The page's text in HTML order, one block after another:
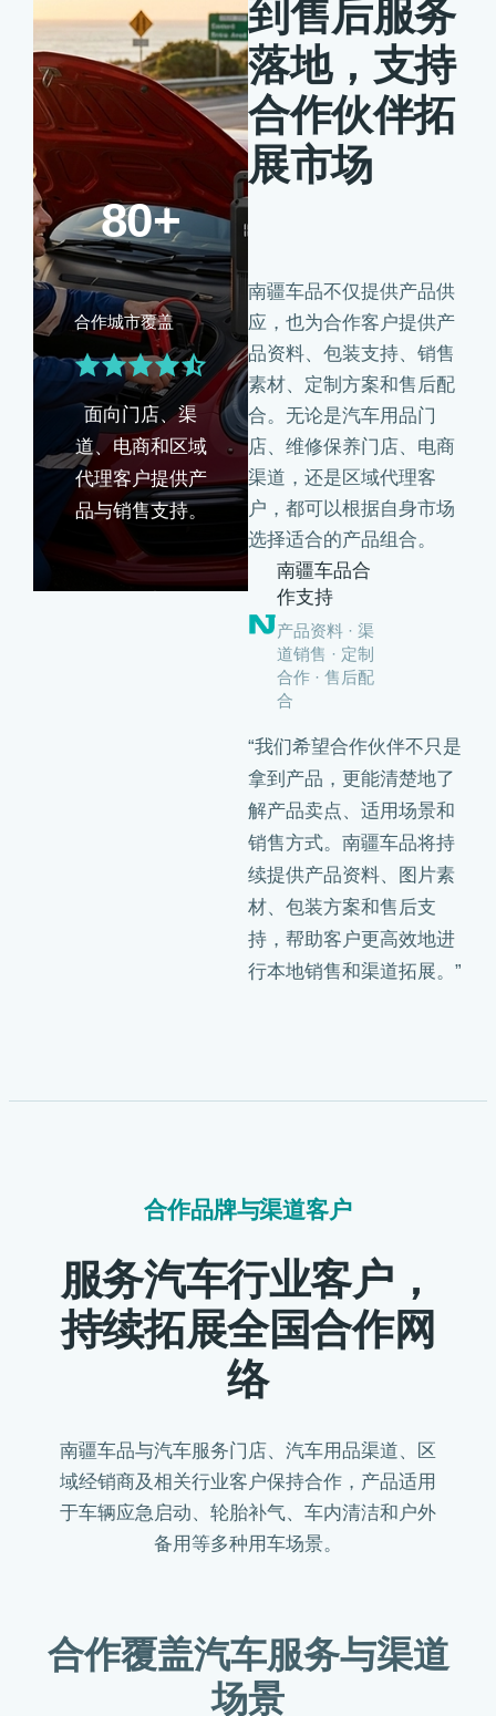
80+
合作城市覆盖
面向门店、渠
道、电商和区域
代理客户提供产
品与销售支持。
到售后服务
落地，支持
合作伙伴拓
展市场
南疆车品不仅提供产品供
应，也为合作客户提供产
品资料、包装支持、销售
素材、定制方案和售后配
合。无论是汽车用品门
店、维修保养门店、电商
渠道，还是区域代理客
户，都可以根据自身市场
选择适合的产品组合。
南疆车品合
作支持
产品资料 · 渠
道销售 · 定制
合作 · 售后配
合
“我们希望合作伙伴不只是
拿到产品，更能清楚地了
解产品卖点、适用场景和
销售方式。南疆车品将持
续提供产品资料、图片素
材、包装方案和售后支
持，帮助客户更高效地进
行本地销售和渠道拓展。”
合作品牌与渠道客户
服务汽车行业客户，
持续拓展全国合作网
络
南疆车品与汽车服务门店、汽车用品渠道、区
域经销商及相关行业客户保持合作，产品适用
于车辆应急启动、轮胎补气、车内清洁和户外
备用等多种用车场景。
合作覆盖汽车服务与渠道
场景